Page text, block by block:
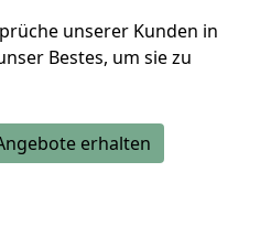
unserer Kunden in
Bestes, um sie zu
erhalten